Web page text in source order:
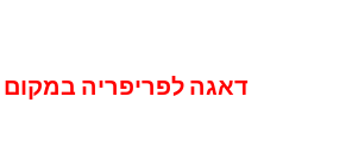
דאגה לפריפריה במקום